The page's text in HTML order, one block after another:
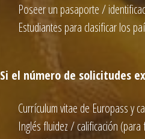
Poseer un pasaporte /
Estudiantes para clasificar los
Si el número de solicitudes
Currículum vitae de Europass y
Inglés fluidez / calificación